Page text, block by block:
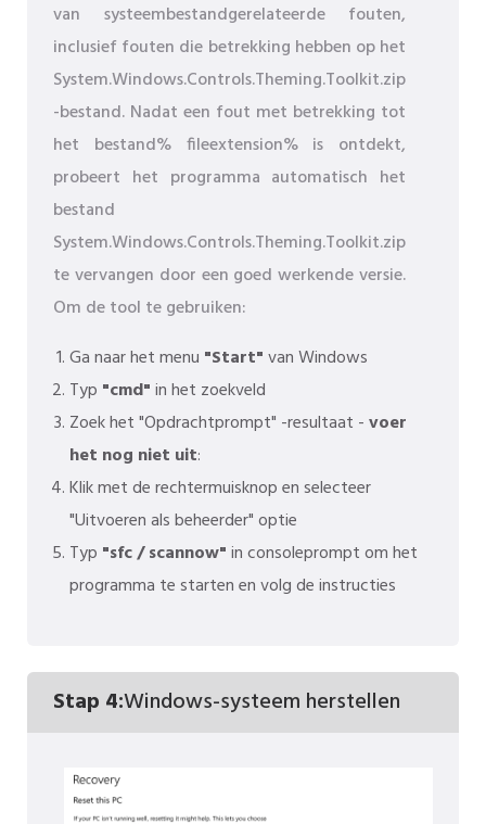
van systeembestandgerelateerde fouten,
inclusief fouten die betrekking hebben op het
System.Windows.Controls.Theming.Toolkit.zip
-bestand. Nadat een fout met betrekking tot
het bestand% fileextension% is ontdekt,
probeert het programma automatisch het
bestand
System.Windows.Controls.Theming.Toolkit.zip
te vervangen door een goed werkende versie.
Om de tool te gebruiken:
Ga naar het menu "Start"van Windows
Typ "cmd"in het zoekveld
Zoek het "Opdrachtprompt" -resultaat -voer
het nog niet uit:
Klik met de rechtermuisknop en selecteer
"Uitvoeren als beheerder" optie
Typ "sfc / scannow"in consoleprompt om het
programma te starten en volg de instructies
Stap 4:Windows-systeem herstellen